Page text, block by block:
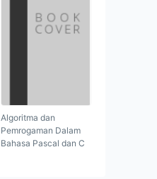
Algoritma dan
Pemrogaman Dalam
Bahasa Pascal dan C